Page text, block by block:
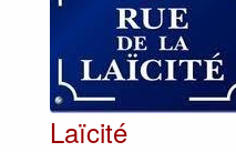
Laïcité